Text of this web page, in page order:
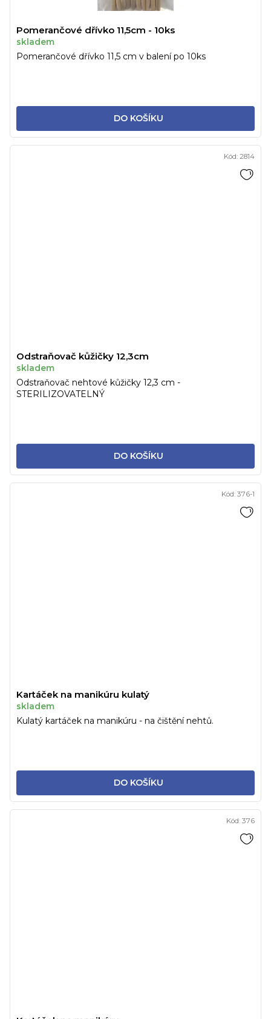
Pomerančové dřívko 11,5cm - 10ks
skladem
DO KOŠÍKU
Pomerančové dřívko 11,5 cm v balení po 10ks
Odstraňovač kůžičky 12,3cm
skladem
DO KOŠÍKU
Odstraňovač nehtové kůžičky 12,3 cm -
STERILIZOVATELNÝ
Kód: 2814
Kartáček na manikúru kulatý
skladem
DO KOŠÍKU
Kulatý kartáček na manikúru - na čištění nehtů.
Kód: 376-1
Kód: 376